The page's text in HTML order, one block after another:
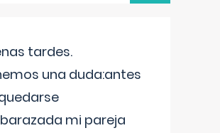
tardes.
una duda:antes
mi pareja